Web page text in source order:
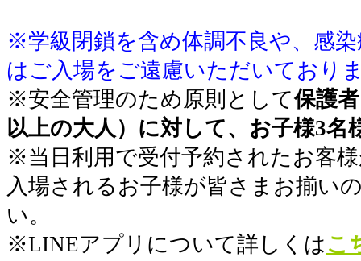
※学級閉鎖を含め体調不良や、感
はご入場をご遠慮いただいており
※安全管理のため原則として保護
以上の大人）に対して、お子様3名
※当日利用で受付予約されたお客
入場されるお子様が皆さまお揃い
い。
※LINEアプリについて詳しくは こ